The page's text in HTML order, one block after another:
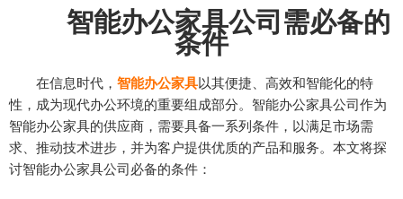
智能办公家具公司需必备的
条件
在信息时代， 智能办公家具以其便捷、高效和智能化的特
性，成为现代办公环境的重要组成部分。智能办公家具公司作为
智能办公家具的供应商，需要具备一系列条件，以满足市场需
求、推动技术进步，并为客户提供优质的产品和服务。本文将探
讨智能办公家具公司必备的条件：